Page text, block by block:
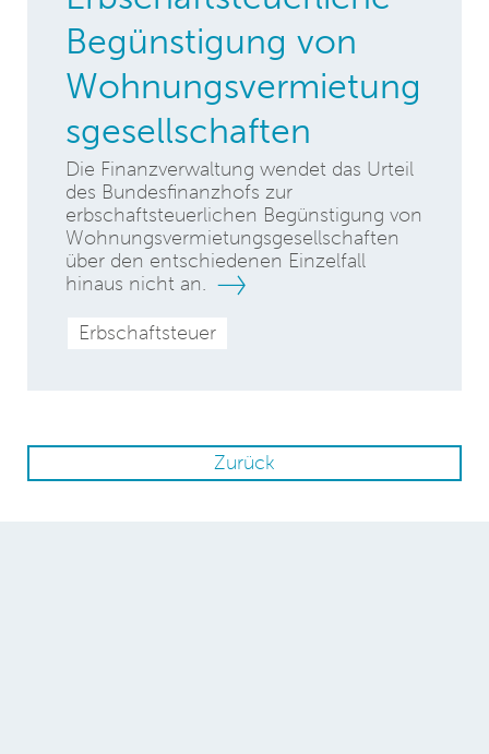
Begünstigung von
Wohnungsvermietung
sgesellschaften
Die Finanzverwaltung wendet das Urteil
des Bundesfinanzhofs zur
erbschaftsteuerlichen Begünstigung von
Wohnungsvermietungsgesellschaften
über den entschiedenen Einzelfall
hinaus nicht an.
Erbschaftsteuer
Zurück